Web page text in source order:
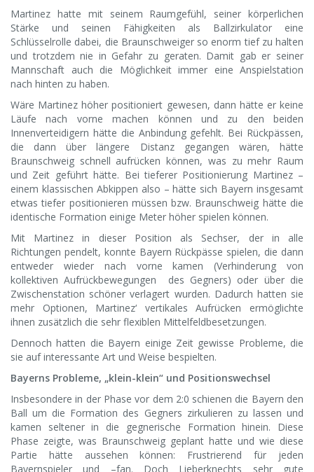
Martinez hatte mit seinem Raumgefühl, seiner körperlichen
Stärke und seinen Fähigkeiten als Ballzirkulator eine
Schlüsselrolle dabei, die Braunschweiger so enorm tief zu halten
und trotzdem nie in Gefahr zu geraten. Damit gab er seiner
Mannschaft auch die Möglichkeit immer eine Anspielstation
nach hinten zu haben.
Wäre Martinez höher positioniert gewesen, dann hätte er keine
Läufe nach vorne machen können und zu den beiden
Innenverteidigern hätte die Anbindung gefehlt. Bei Rückpässen,
die dann über längere Distanz gegangen wären, hätte
Braunschweig schnell aufrücken können, was zu mehr Raum
und Zeit geführt hätte. Bei tieferer Positionierung Martinez –
einem klassischen Abkippen also – hätte sich Bayern insgesamt
etwas tiefer positionieren müssen bzw. Braunschweig hätte die
identische Formation einige Meter höher spielen können.
Mit Martinez in dieser Position als Sechser, der in alle
Richtungen pendelt, konnte Bayern Rückpässe spielen, die dann
entweder wieder nach vorne kamen (Verhinderung von
kollektiven Aufrückbewegungen des Gegners) oder über die
Zwischenstation schöner verlagert wurden. Dadurch hatten sie
mehr Optionen, Martinez‘ vertikales Aufrücken ermöglichte
ihnen zusätzlich die sehr flexiblen Mittelfeldbesetzungen.
Dennoch hatten die Bayern einige Zeit gewisse Probleme, die
sie auf interessante Art und Weise bespielten.
Bayerns Probleme, „klein-klein“ und Positionswechsel
Insbesondere in der Phase vor dem 2:0 schienen die Bayern den
Ball um die Formation des Gegners zirkulieren zu lassen und
kamen seltener in die gegnerische Formation hinein. Diese
Phase zeigte, was Braunschweig geplant hatte und wie diese
Partie hätte aussehen können: Frustrierend für jeden
Bayernspieler und –fan. Doch Lieberknechts sehr gute